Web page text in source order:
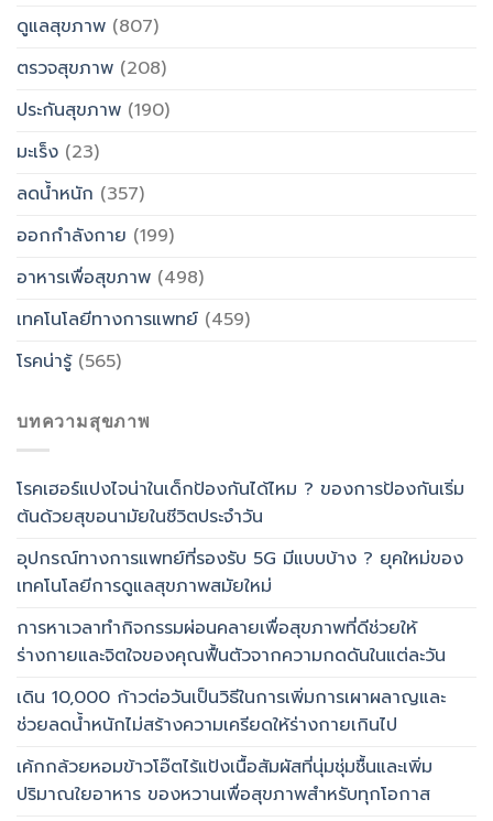
ดูแลสุขภาพ (807)
ตรวจสุขภาพ (208)
ประกันสุขภาพ (190)
มะเร็ง (23)
ลดน้ำหนัก (357)
ออกกำลังกาย (199)
อาหารเพื่อสุขภาพ (498)
เทคโนโลยีทางการแพทย์ (459)
โรคน่ารู้(565)
บทความสุขภาพ
โรคเฮอร์แปงไจน่าในเด็กป้องกันได้ไหม ? ของการป้องกันเริ่ม
ต้นด้วยสุขอนามัยในชีวิตประจำวัน
อุปกรณ์ทางการแพทย์ที่รองรับ 5G มีแบบบ้าง ? ยุคใหม่ของ
เทคโนโลยีการดูแลสุขภาพสมัยใหม่
การหาเวลาทำกิจกรรมผ่อนคลายเพื่อสุขภาพที่ดีช่วยให้
ร่างกายและจิตใจของคุณฟื้นตัวจากความกดดันในแต่ละวัน
เดิน 10,000 ก้าวต่อวันเป็นวิธีในการเพิ่มการเผาผลาญและ
ช่วยลดน้ำหนักไม่สร้างความเครียดให้ร่างกายเกินไป
เค้กกล้วยหอมข้าวโอ๊ตไร้แป้งเนื้อสัมผัสที่นุ่มชุ่มชื้นและเพิ่ม
ปริมาณใยอาหาร ของหวานเพื่อสุขภาพสำหรับทุกโอกาส